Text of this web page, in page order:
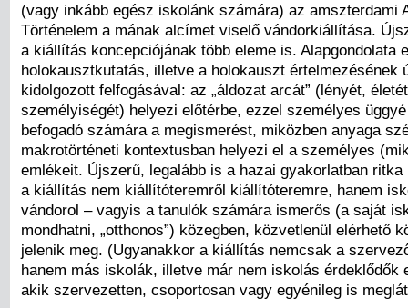
(vagy inkább egész iskolánk számára) az amszterdami
Történelem a mának alcímet viselő vándorkiállítása.
a kiállítás koncepciójának több eleme is. Alapgondolata
holokausztkutatás, illetve a holokauszt értelmezésének
kidolgozott felfogásával: az „áldozat arcát” (lényét,
személyiségét) helyezi előtérbe, ezzel személyes
befogadó számára a megismerést, miközben anyaga
makrotörténeti kontextusban helyezi el a személyes
emlékeit. Újszerű, legalább is a hazai gyakorlatban ritka
a kiállítás nem kiállítóteremről kiállítóteremre, hanem
vándorol – vagyis a tanulók számára ismerős (a saját
mondhatni, „otthonos”) közegben, közvetlenül elérhető
jelenik meg. (Ugyanakkor a kiállítás nemcsak a
hanem más iskolák, illetve már nem iskolás érdeklődők
akik szervezetten, csoportosan vagy egyénileg is